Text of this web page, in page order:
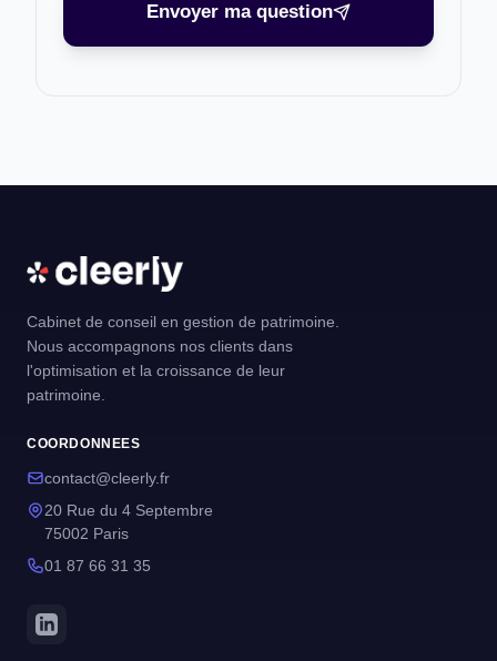
Envoyer ma question
Cabinet de conseil en gestion de patrimoine.
Nous accompagnons nos clients dans
l'optimisation et la croissance de leur
patrimoine.
COORDONNEES
contact@cleerly.fr
20 Rue du 4 Septembre
75002 Paris
01 87 66 31 35